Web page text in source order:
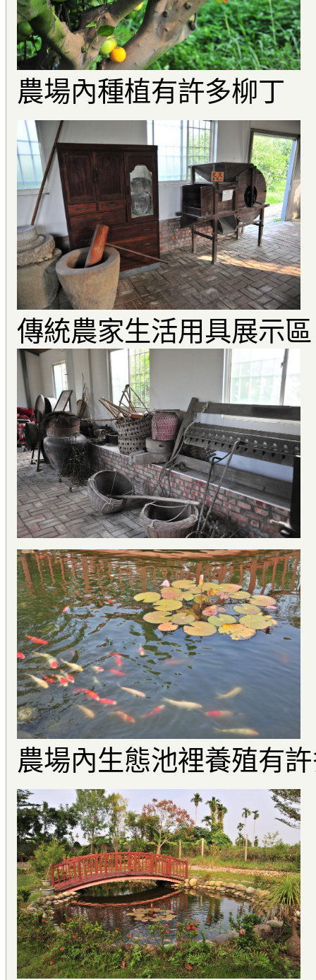
農場內種植有許多柳丁
傳統農家生活用具展示區
農場內生態池裡養殖有